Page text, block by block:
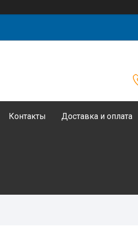
Контакты Доставка и оплата